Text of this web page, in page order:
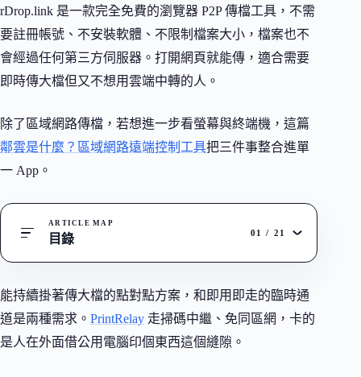
rDrop.link 是一款完全免費的瀏覽器 P2P 傳檔工具，不需
要註冊帳號、不安裝軟體、不限制檔案大小，檔案也不
會經過任何第三方伺服器。打開網頁就能傳，適合需要
即時傳大檔但又不想用雲端中轉的人。
除了區域網路傳檔，若想進一步看螢幕與終端機，這篇
鄰雲是什麼？區域網路遠端控制工具把三件事整合進單
一 App。
ARTICLE MAP
目錄 01 / 21
能持續掛著傳大檔的點對點方案，和即用即走的臨時通
道是兩種需求。 PrintRelay 走掃碼中繼、免同區網，卡的
是人在外面借公用電腦印個東西這個縫隙。